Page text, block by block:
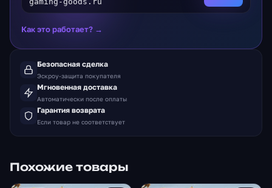
Как это работает? →
Безопасная сделка
Эскроу-защита покупателя
Мгновенная доставка
Автоматически после оплаты
Гарантия возврата
Если товар не соответствует
Похожие товары